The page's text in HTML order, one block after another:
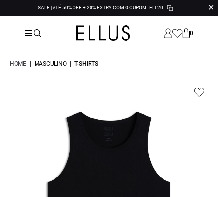
SALE | ATÉ 50% OFF + 20% EXTRA COM O CUPOM ELL20 ✕
0
HOME | MASCULINO | T-SHIRTS